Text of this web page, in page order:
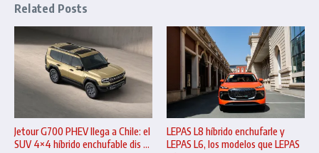
Related Posts
Jetour G700 PHEV llega a Chile: el
SUV 4×4 híbrido enchufable dis ...
LEPAS L8 híbrido enchufarle y
LEPAS L6, los modelos que LEPAS